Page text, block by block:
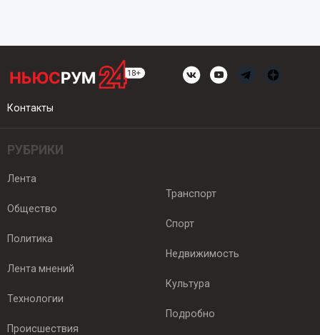
Контакты
РУБРИКИ
Лента
Общество
Политика
Лента мнений
Технологии
Происшествия
Транспорт
Спорт
Недвижимость
Культура
Подробно